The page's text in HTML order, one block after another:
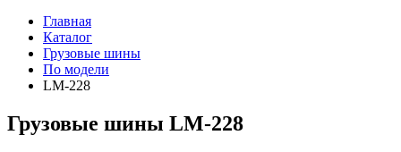
Главная
Каталог
Грузовые шины
По модели
LM-228
Грузовые шины LM-228